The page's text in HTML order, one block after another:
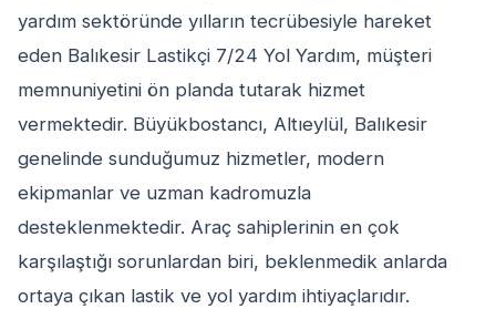
yardım sektöründe yılların tecrübesiyle hareket
eden Balıkesir Lastikçi 7/24 Yol Yardım, müşteri
memnuniyetini ön planda tutarak hizmet
vermektedir. Büyükbostancı, Altıeylül, Balıkesir
genelinde sunduğumuz hizmetler, modern
ekipmanlar ve uzman kadromuzla
desteklenmektedir. Araç sahiplerinin en çok
karşılaştığı sorunlardan biri, beklenmedik anlarda
ortaya çıkan lastik ve yol yardım ihtiyaçlarıdır.